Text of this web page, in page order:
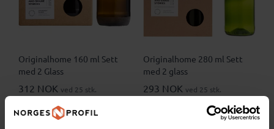
Originalhome 160 ml Sett
med 2 Glass
312 NOK ved 25 stk.
Originalhome 280 ml Sett
med 2 glass
293 NOK ved 25 stk.